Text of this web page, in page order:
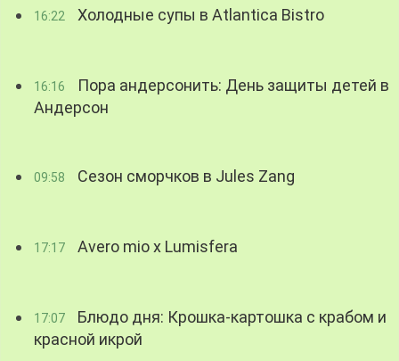
16:22 Холодные супы в Atlantica Bistro
16:16
Пора андерсонить: День защиты детей в
Андерсон
09:58 Сезон сморчков в Jules Zang
17:17 Avero mio x Lumisfera
17:07
Блюдо дня: Крошка-картошка с крабом и
красной икрой